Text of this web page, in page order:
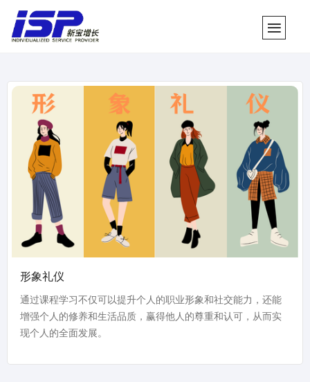
形象礼仪
通过课程学习不仅可以提升个人的职业形象和社交能力，还能
增强个人的修养和生活品质，赢得他人的尊重和认可，从而实
现个人的全面发展。